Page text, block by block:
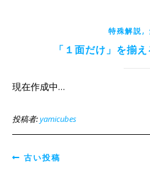
特殊解説,
「１面だけ」を揃
現在作成中…
投稿者:yamicubes
古い投稿